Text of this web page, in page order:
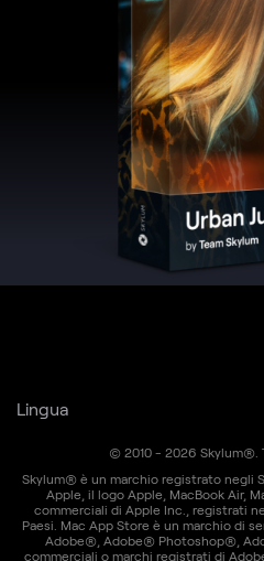
Lingua
© 2010 - 2026 Skylum®
Skylum® è un marchio registrato negli
Apple, il logo Apple, MacBook Air,
commerciali di Apple Inc., registrati
Paesi. Mac App Store è un marchio di
Adobe®, Adobe® Photoshop®,
commerciali o marchi registrati di